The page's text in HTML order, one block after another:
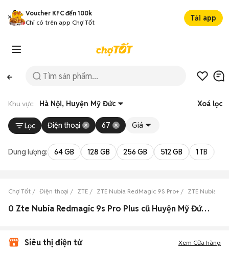
Voucher KFC đến 100k
Chỉ có trên app Chợ Tốt
Tải app
Khu vực: Hà Nội, Huyện Mỹ Đức Xoá lọc
Lọc Điện thoại 67 Giá
Dung lượng: 64 GB 128 GB 256 GB 512 GB 1 TB
Chợ Tốt Điện thoại ZTE ZTE Nubia RedMagic 9S Pro+ ZTE Nubia
0 Zte Nubia Redmagic 9s Pro Plus cũ Huyện Mỹ Đức đẹp
Siêu thị điện tử Xem Cửa hàng